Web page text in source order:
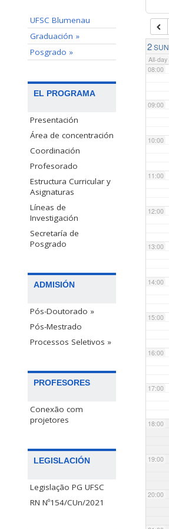
UFSC Blumenau
Graduación »
Posgrado »
EL PROGRAMA
Presentación
Área de concentración
Coordinación
Profesorado
Estructura Curricular y
Asignaturas
Líneas de
Investigación
Secretaría de
Posgrado
ADMISIÓN
Pós-Doutorado »
Pós-Mestrado
Processos Seletivos »
PROFESORES
Conexão com
projetores
LEGISLACIÓN
Legislação PG UFSC
RN Nº154/CUn/2021
2 SUN
All-day
07:00
08:00
09:00
10:00
11:00
12:00
13:00
14:00
15:00
16:00
17:00
18:00
19:00
20:00